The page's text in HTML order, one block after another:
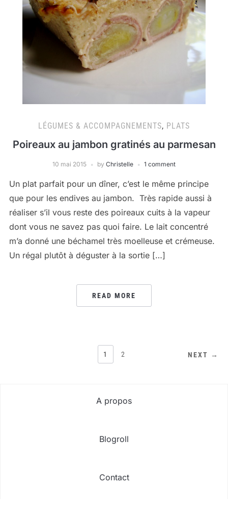
LÉGUMES & ACCOMPAGNEMENTS, PLATS
Poireaux au jambon gratinés au parmesan
10 mai 2015 by Christelle 1 comment
Un plat parfait pour un dîner, c’est le même principe
que pour les endives au jambon. Très rapide aussi à
réaliser s’il vous reste des poireaux cuits à la vapeur
dont vous ne savez pas quoi faire. Le lait concentré
m’a donné une béchamel très moelleuse et crémeuse.
Un régal plutôt à déguster à la sortie […]
READ MORE
1 2 NEXT →
A propos
Blogroll
Contact